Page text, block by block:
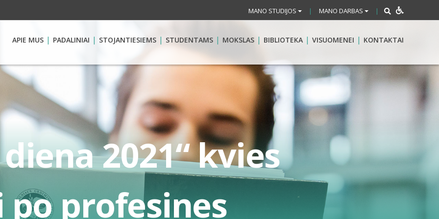
MANO STUDIJOS | MANO DARBAS |
APIE MUS PADALINIAI STOJANTIESIEMS STUDENTAMS MOKSLAS BIBLIOTEKA VISUOMENEI KONTAKTAI
2021“ kvies
profesines